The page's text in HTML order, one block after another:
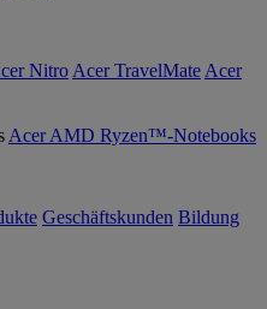
Nitro Acer TravelMate Acer
Acer AMD Ryzen™-Notebooks
Geschäftskunden Bildung